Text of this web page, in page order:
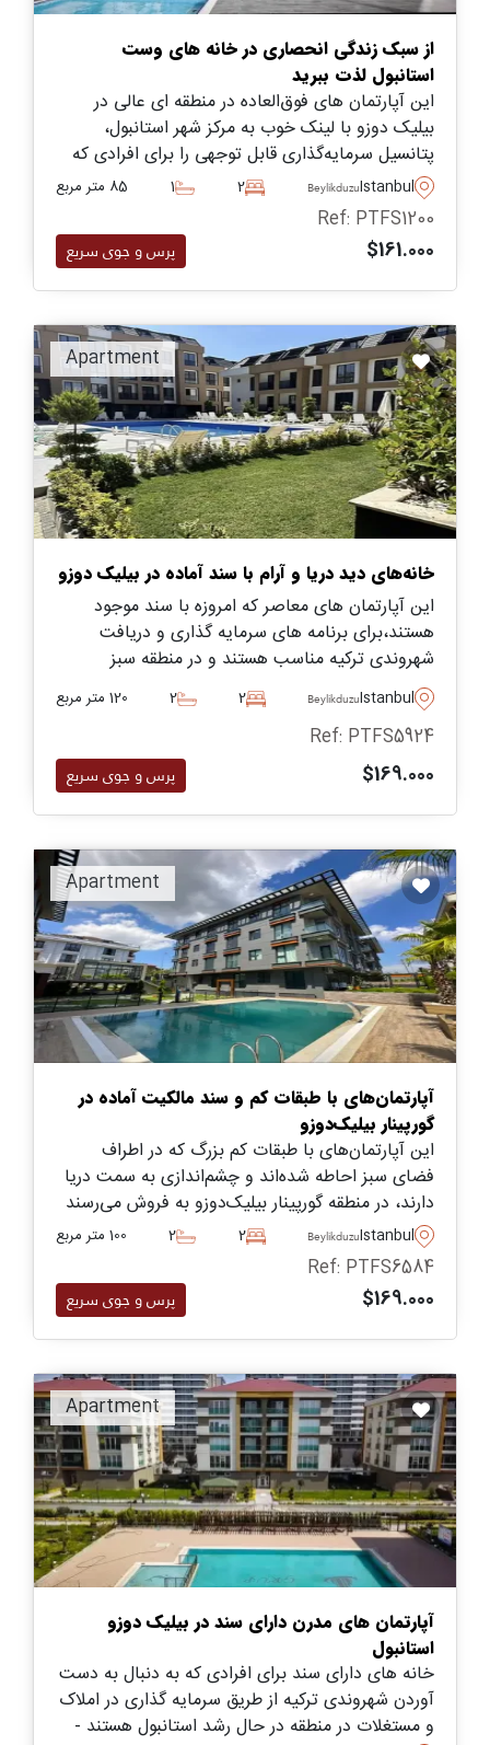
از سبک زندگی انحصاری در خانه های وست
استانبول لذت ببرید
این آپارتمان‌ های فوق‌العاده در منطقه‌ ای عالی در
بیلیک دوزو با لینک خوب به مرکز شهر استانبول،
پتانسیل سرمایه‌گذاری قابل توجهی را برای افرادی که
امروز به دنبال مهاجرت هستند، ارائه می‌کنند. سازنده
افزایش ۵۰ درصدی قیمت را تا تکمیل تایید کرده
است، که فرصتی عالی است.
Istanbul
Beylikduzu
2
1 85 متر مربع
Ref: PTFS1200
$161.000 پرس و جوی سریع
Apartment
خانه‌های دید دریا و آرام با سند آماده در بیلیک دوزو
این آپارتمان های معاصر که امروزه با سند موجود
هستند،برای برنامه های سرمایه گذاری و دریافت
شهروندی ترکیه مناسب هستند و در منطقه سبز
بیلیکدوزو در استانبول واقع شده اند.
Istanbul
Beylikduzu
2
2 120 متر مربع
Ref: PTFS5924
$169.000 پرس و جوی سریع
Apartment
آپارتمان‌های با طبقات کم و سند مالکیت آماده در
گورپینار بیلیک‌دوزو
این آپارتمان‌های با طبقات کم بزرگ که در اطراف
فضای سبز احاطه شده‌اند و چشم‌اندازی به سمت دریا
دارند، در منطقه گورپینار بیلیک‌دوزو به فروش می‌رسند
و تنها یک دقیقه تا نزدیک‌ترین حمل‌ونقل فاصله دارند.
Istanbul
Beylikduzu
2
2 100 متر مربع
Ref: PTFS6584
$169.000 پرس و جوی سریع
Apartment
آپارتمان های مدرن دارای سند در بیلیک دوزو
استانبول
خانه های دارای سند برای افرادی که به دنبال به دست
آوردن شهروندی ترکیه از طریق سرمایه گذاری در املاک
و مستغلات در منطقه در حال رشد استانبول هستند -